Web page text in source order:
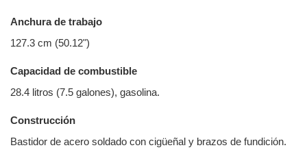
Anchura de trabajo
127.3 cm (50.12")
Capacidad de combustible
28.4 litros (7.5 galones), gasolina.
Construcción
Bastidor de acero soldado con cigüeñal y brazos de fundición.